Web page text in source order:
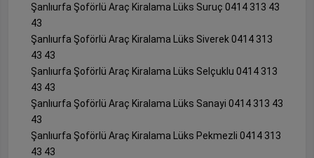
Şanlıurfa Şoförlü Araç Kiralama Lüks Suruç 0414 313 43
43
Şanlıurfa Şoförlü Araç Kiralama Lüks Siverek 0414 313
43 43
Şanlıurfa Şoförlü Araç Kiralama Lüks Selçuklu 0414 313
43 43
Şanlıurfa Şoförlü Araç Kiralama Lüks Sanayi 0414 313 43
43
Şanlıurfa Şoförlü Araç Kiralama Lüks Pekmezli 0414 313
43 43